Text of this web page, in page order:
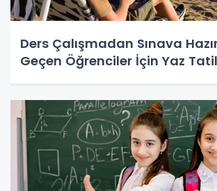
Ders Çalışmadan Sınava
Geçen Öğrenciler İçin Yaz